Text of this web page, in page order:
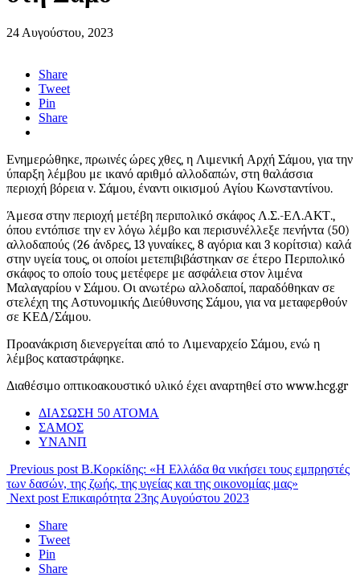
24 Αυγούστου, 2023
Share
Tweet
Pin
Share
Ενημερώθηκε, πρωινές ώρες χθες, η Λιμενική Αρχή Σάμου, για την
ύπαρξη λέμβου με ικανό αριθμό αλλοδαπών, στη θαλάσσια
περιοχή βόρεια ν. Σάμου, έναντι οικισμού Αγίου Κωνσταντίνου.
Άμεσα στην περιοχή μετέβη περιπολικό σκάφος Λ.Σ.-ΕΛ.ΑΚΤ.,
όπου εντόπισε την εν λόγω λέμβο και περισυνέλλεξε πενήντα (50)
αλλοδαπούς (26 άνδρες, 13 γυναίκες, 8 αγόρια και 3 κορίτσια) καλά
στην υγεία τους, οι οποίοι μετεπιβιβάστηκαν σε έτερο Περιπολικό
σκάφος το οποίο τους μετέφερε με ασφάλεια στον λιμένα
Μαλαγαρίου ν Σάμου. Οι ανωτέρω αλλοδαποί, παραδόθηκαν σε
στελέχη της Αστυνομικής Διεύθυνσης Σάμου, για να μεταφερθούν
σε ΚΕΔ/Σάμου.
Προανάκριση διενεργείται από το Λιμεναρχείο Σάμου, ενώ η
λέμβος καταστράφηκε.
Διαθέσιμο οπτικοακουστικό υλικό έχει αναρτηθεί στο www.hcg.gr
ΔΙΑΣΩΣΗ 50 ΑΤΟΜΑ
ΣΑΜΟΣ
ΥΝΑΝΠ
Previous post Β.Κορκίδης: «Η Ελλάδα θα νικήσει τους εμπρηστές
των δασών, της ζωής, της υγείας και της οικονομίας μας»
Next post Επικαιρότητα 23ης Αυγούστου 2023
Share
Tweet
Pin
Share